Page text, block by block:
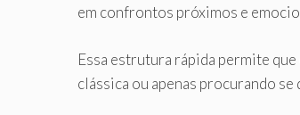
em confrontos próximos e
Essa estrutura rápida permite
clássica ou apenas procurando